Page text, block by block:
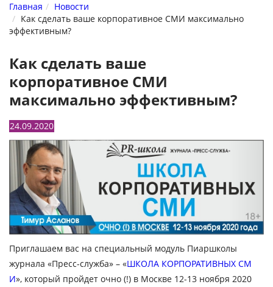
Главная
Новости
Как сделать ваше корпоративное СМИ максимально
эффективным?
Как сделать ваше
корпоративное СМИ
максимально эффективным?
24.09.2020
Приглашаем вас на специальный модуль Пиаршколы
журнала «Пресс-служба» – «ШКОЛА КОРПОРАТИВНЫХ СМ
И», который пройдет очно (!) в Москве 12-13 ноября 2020